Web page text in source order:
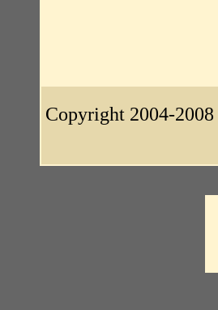
Copyright 2004-2008